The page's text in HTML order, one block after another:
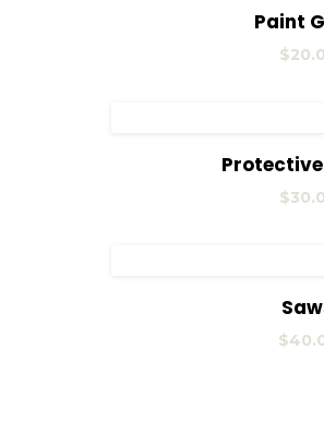
View DetailsPaint
$
View Details
$
$